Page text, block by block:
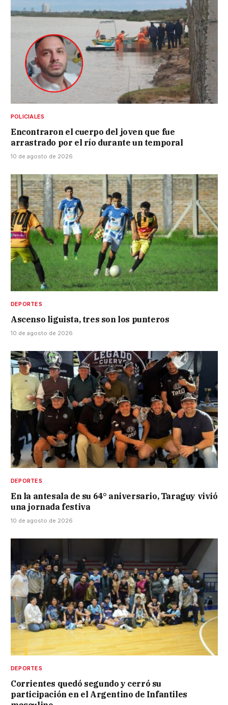
POLICIALES
Encontraron el cuerpo del joven que fue
arrastrado por el río durante un temporal
10 de agosto de 2026
DEPORTES
Ascenso liguista, tres son los punteros
10 de agosto de 2026
DEPORTES
En la antesala de su 64° aniversario, Taraguy vivió
una jornada festiva
10 de agosto de 2026
DEPORTES
Corrientes quedó segundo y cerró su
participación en el Argentino de Infantiles